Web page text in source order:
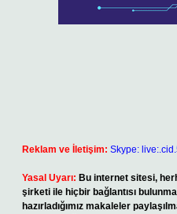
Reklam ve İletişim: Skype:
Yasal Uyarı: Bu internet sitesi,
şirketi ile hiçbir bağlantısı
hazırladığımız makaleler